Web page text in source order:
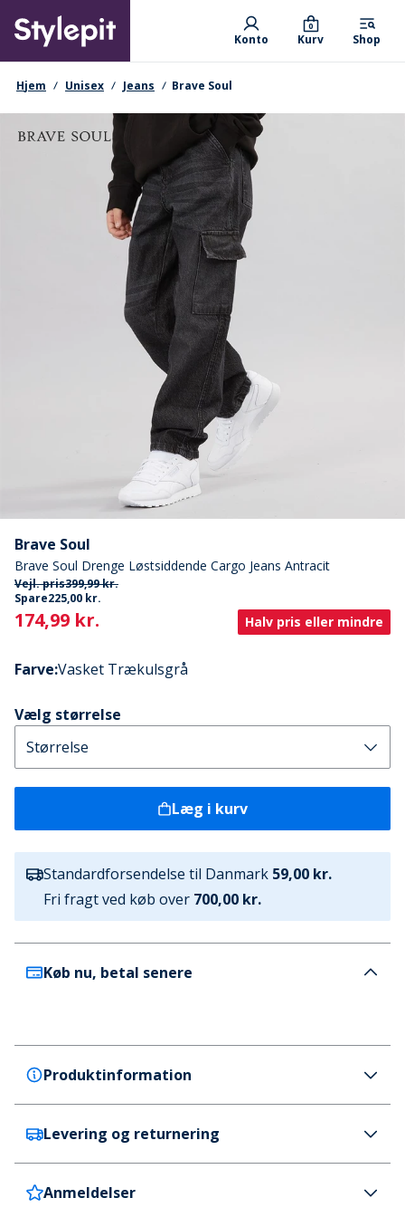
main
content
Primary departments
Konto Kurv
0
Shop
navigationssti
Hjem Unisex Jeans Brave Soul
Brave Soul
Brave Soul Drenge Løstsiddende Cargo Jeans Antracit
Vejl. pris399,99 kr.
Spare225,00 kr.
Current
174,99 kr. Halv pris eller mindre
Farve:Vasket Trækulsgrå
Vælg størrelse
Læg i kurv
Standardforsendelse til Danmark 59,00 kr.
Fri fragt ved køb over 700,00 kr.
Køb nu, betal senere
Produktinformation
Brave Soul
Brave Soul Drenge Løstsiddende Cargo Jeans
Antracit
Farve
Levering og returnering
Danmark
59 kr. (700 kr.+ GRATIS)
Anmeldelser